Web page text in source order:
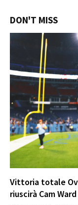
DON'T MISS
Vittoria totale
riuscirà Cam